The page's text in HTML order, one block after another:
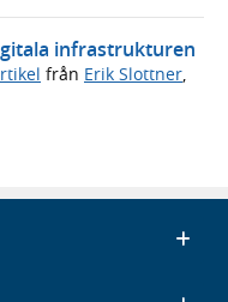
infrastrukturen
från Erik Slottner,